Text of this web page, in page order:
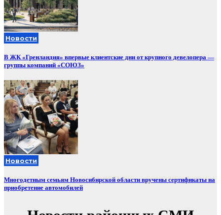
Новости
В ЖК «Гренландия» впервые клиентские дни от крупного девелопера —
группы компаний «СОЮЗ»
Новости
Многодетным семьям Новосибирской области вручены сертификаты на
приобретение автомобилей